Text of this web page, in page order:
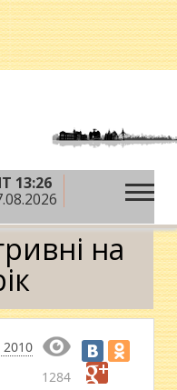
13:26
»Новий курс гривні
на
2010
1284